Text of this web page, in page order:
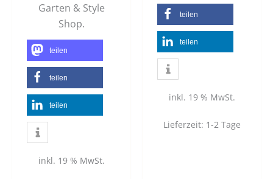
Garten & Style
Shop.
teilen
teilen
teilen
inkl. 19 % MwSt.
teilen
teilen
inkl. 19 % MwSt.
Lieferzeit: 1-2 Tage